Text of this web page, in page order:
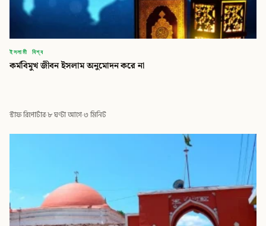
ইসলামী বিশ্ব
কর্মবিমুখ জীবন ইসলাম অনুমোদন করে না
স্টাফ রিপোর্টার·৮ ঘণ্টা আগে·৩ মিনিট